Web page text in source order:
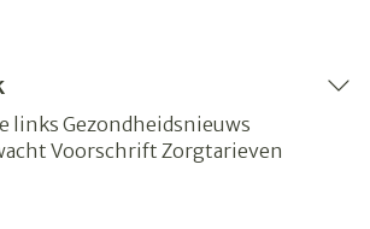
links Gezondheidsnieuws
Voorschrift Zorgtarieven